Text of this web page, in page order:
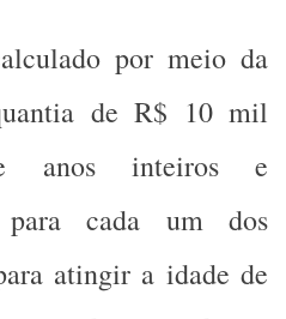
por meio da
de R$ 10 mil
anos inteiros e
para cada um dos
atingir a idade de